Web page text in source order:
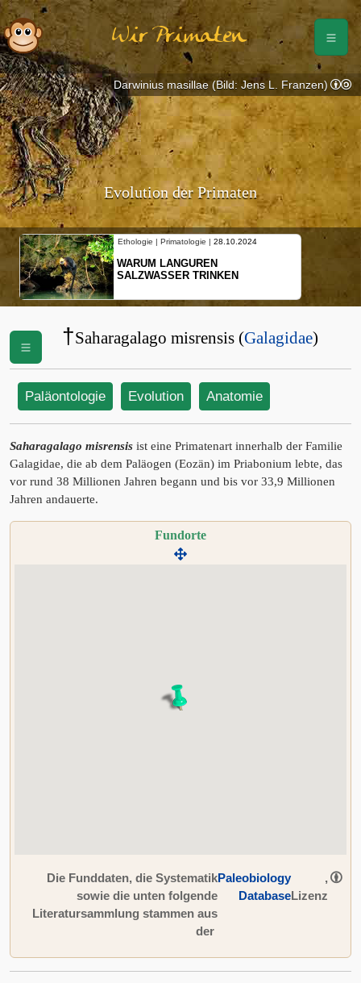
Wir Primaten
Evolution der Primaten
Ethologie | Primatologie | 28.10.2024
WARUM LANGUREN
SALZWASSER TRINKEN
Darwinius masillae (Bild: Jens L. Franzen)
†Saharagalago misrensis (Galagidae)
Paläontologie Evolution Anatomie
Saharagalago misrensis ist eine Primatenart innerhalb der Familie
Galagidae, die ab dem Paläogen (Eozän) im Priabonium lebte, das
vor rund 38 Millionen Jahren begann und bis vor 33,9 Millionen
Jahren andauerte.
Fundorte
Die Funddaten, die Systematik
sowie die unten folgende
Literatursammlung stammen aus
der
Paleobiology
Database
,
Lizenz